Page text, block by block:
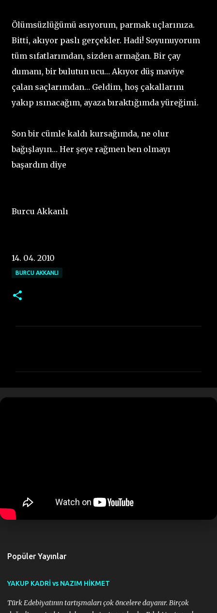
Ölümsüzlüğümü asıyorum, parmak uçlarınıza.
Bitti, akıyor paslı gerçekler. Hadi! Soyunuyorum
tüm sıfatlarımdan, sizden armağan. Bir çay
dumanı, bir bulutun ucu… Akıyor düş maviye
çalan saçlarımdan… Geldim, hoş çakallarını
yakıp ısınacağım, ayaza bıraktığımda yüreğimi.
Son bir cümle kaldı kursağımda, ne olur
bağışlayın… Her şeye rağmen ben olmayı
başardım diye
Burcu Akkanlı
14. 04. 2010
BURCU AKKANLI
m
Popüler Yayınlar
YAKUP KADRİ vs NAZIM HİKMET
Türk Edebiyatının tartışmaları çok öncelere dayanır. Birçok